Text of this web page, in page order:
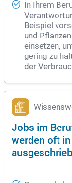
In Ihrem
Beispiel
und
einsetzen,
gering zu
der
Jobs im
werden oft